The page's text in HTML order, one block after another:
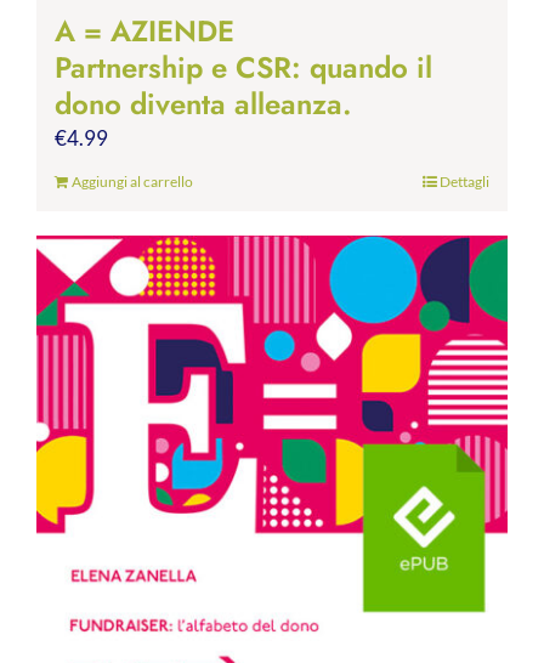
A = AZIENDE
Partnership e CSR: quando il
dono diventa alleanza.
€4.99
Aggiungi al carrello Dettagli